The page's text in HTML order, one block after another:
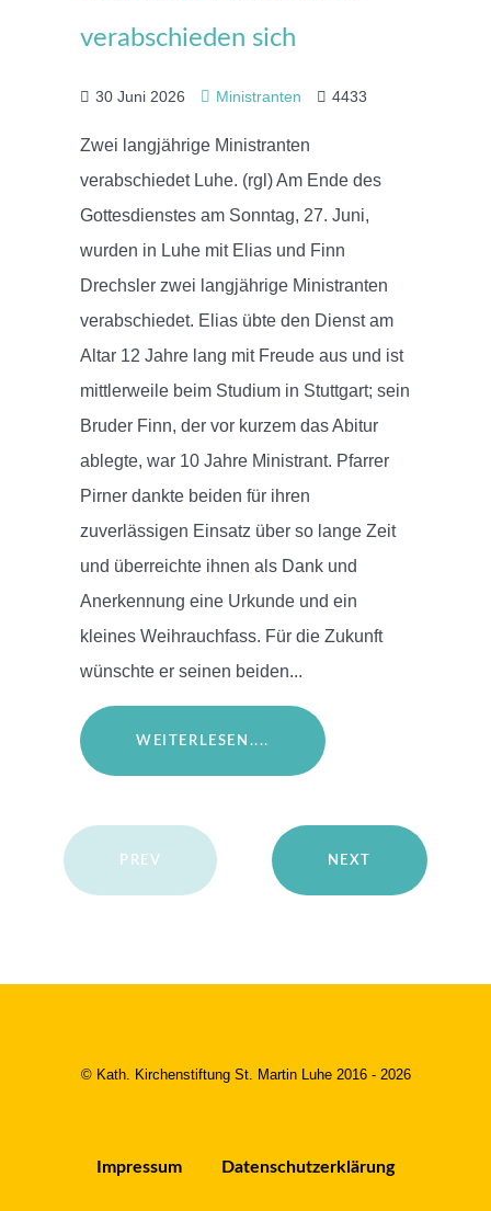
verabschieden sich
30 Juni 2026 Ministranten 4433
Zwei langjährige Ministranten
verabschiedet Luhe. (rgl) Am Ende des
Gottesdienstes am Sonntag, 27. Juni,
wurden in Luhe mit Elias und Finn
Drechsler zwei langjährige Ministranten
verabschiedet. Elias übte den Dienst am
Altar 12 Jahre lang mit Freude aus und ist
mittlerweile beim Studium in Stuttgart; sein
Bruder Finn, der vor kurzem das Abitur
ablegte, war 10 Jahre Ministrant. Pfarrer
Pirner dankte beiden für ihren
zuverlässigen Einsatz über so lange Zeit
und überreichte ihnen als Dank und
Anerkennung eine Urkunde und ein
kleines Weihrauchfass. Für die Zukunft
wünschte er seinen beiden...
WEITERLESEN....
PREV NEXT
© Kath. Kirchenstiftung St. Martin Luhe 2016 - 2026
Impressum Datenschutzerklärung